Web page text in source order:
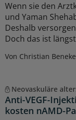
Wenn sie den
und Yaman
Deshalb
Doch das ist
Von Christian
Neovaskuläre
Anti-VEGF-
kosten nAMD-